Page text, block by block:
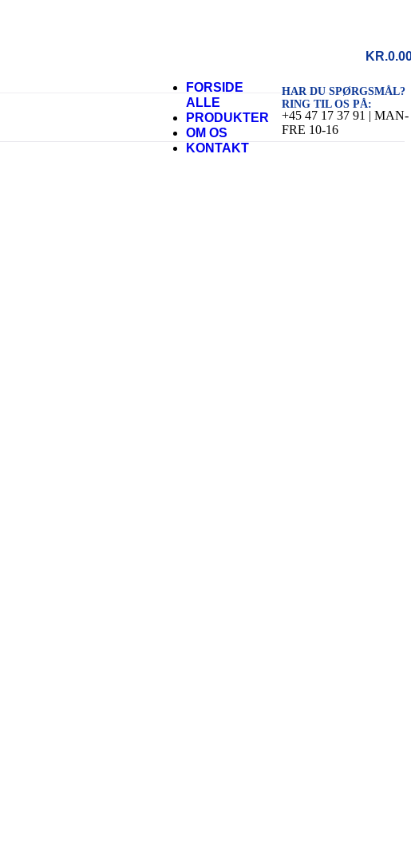
KR.
FORSIDE
ALLE
PRODUKTER
OM OS
KONTAKT
HAR DU SPØRGSMÅL?
RING TIL OS PÅ:
+45 47 17 37 91 | MAN-
FRE 10-16